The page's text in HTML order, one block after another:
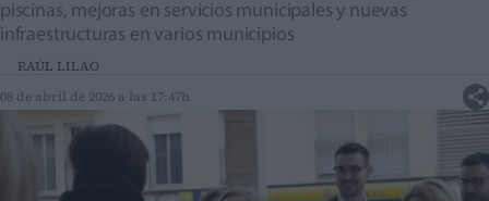
piscinas, mejoras en servicios municipales y nuevas
infraestructuras en varios municipios
RAÚL LILAO
08 de abril de 2026 a las 17:47h